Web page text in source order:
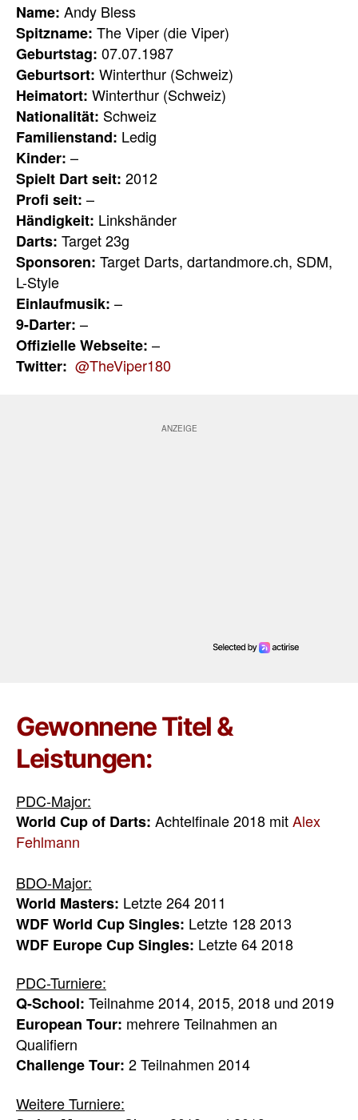
Name: Andy Bless
Spitzname: The Viper (die Viper)
Geburtstag: 07.07.1987
Geburtsort: Winterthur (Schweiz)
Heimatort: Winterthur (Schweiz)
Nationalität: Schweiz
Familienstand: Ledig
Kinder: –
Spielt Dart seit: 2012
Profi seit: –
Händigkeit: Linkshänder
Darts: Target 23g
Sponsoren: Target Darts, dartandmore.ch, SDM,
L-Style
Einlaufmusik: –
9-Darter: –
Offizielle Webseite: –
Twitter: @TheViper180
Gewonnene Titel &
Leistungen:
PDC-Major:
World Cup of Darts: Achtelfinale 2018 mitAlex
Fehlmann
BDO-Major:
World Masters: Letzte 264 2011
WDF World Cup Singles: Letzte 128 2013
WDF Europe Cup Singles: Letzte 64 2018
PDC-Turniere:
Q-School: Teilnahme 2014, 2015, 2018 und 2019
European Tour: mehrere Teilnahmen an
Qualifiern
Challenge Tour: 2 Teilnahmen 2014
Weitere Turniere: